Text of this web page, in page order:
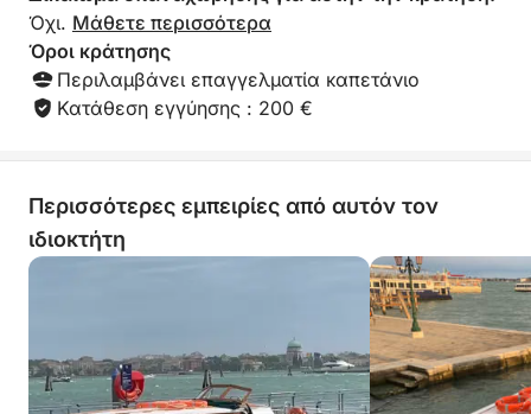
Όχι. Μάθετε περισσότερα
Όροι κράτησης
Περιλαμβάνει επαγγελματία καπετάνιο
Κατάθεση εγγύησης : 200 €
Περισσότερες εμπειρίες από αυτόν τον
ιδιοκτήτη